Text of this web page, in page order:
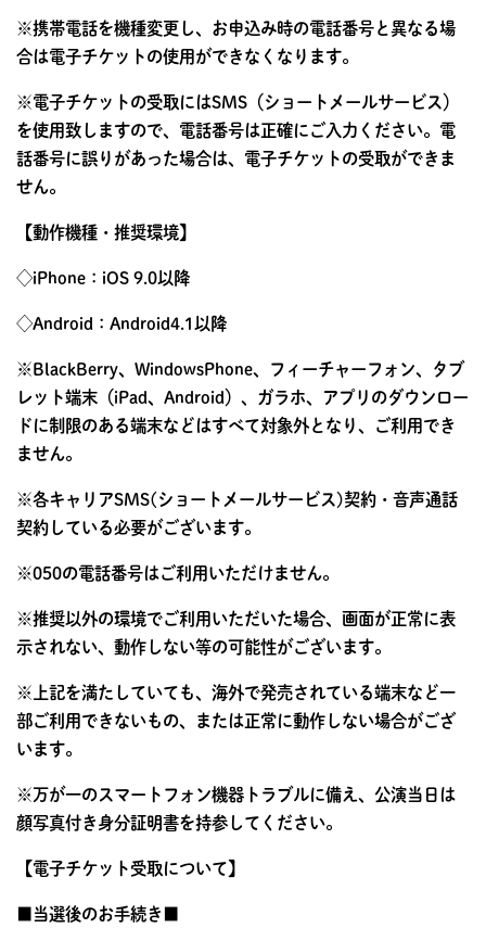
※携帯電話を機種変更し、お申込み時の電話番号と異なる場
合は電子チケットの使用ができなくなります。
※電子チケットの受取にはSMS（ショートメールサービス）
を使用致しますので、電話番号は正確にご入力ください。電
話番号に誤りがあった場合は、電子チケットの受取ができま
せん。
【動作機種・推奨環境】
◇iPhone：iOS 9.0以降
◇Android：Android4.1以降
※BlackBerry、WindowsPhone、フィーチャーフォン、タブ
レット端末（iPad、Android）、ガラホ、アプリのダウンロー
ドに制限のある端末などはすべて対象外となり、ご利用でき
ません。
※各キャリアSMS(ショートメールサービス)契約・音声通話
契約している必要がございます。
※050の電話番号はご利用いただけません。
※推奨以外の環境でご利用いただいた場合、画面が正常に表
示されない、動作しない等の可能性がございます。
※上記を満たしていても、海外で発売されている端末など一
部ご利用できないもの、または正常に動作しない場合がござ
います。
※万が一のスマートフォン機器トラブルに備え、公演当日は
顔写真付き身分証明書を持参してください。
【電子チケット受取について】
■当選後のお手続き■